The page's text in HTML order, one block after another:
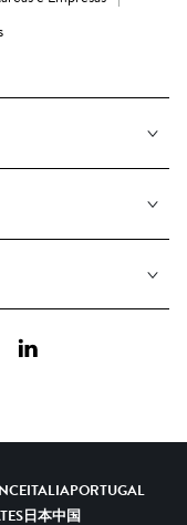
LinkedIn
ITALIAPORTUGAL
日本中国